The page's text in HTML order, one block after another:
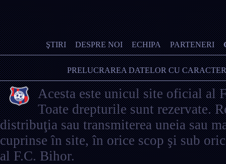
ŞTIRI DESPRE NOI ECHIPA PARTENERI
PRELUCRAREA DATELOR CU
Acesta este unicul site oficial al
Toate drepturile sunt rezervate.
distribuţia sau transmiterea uneia sau
cuprinse în site, în orice scop şi sub
al F.C. Bihor.